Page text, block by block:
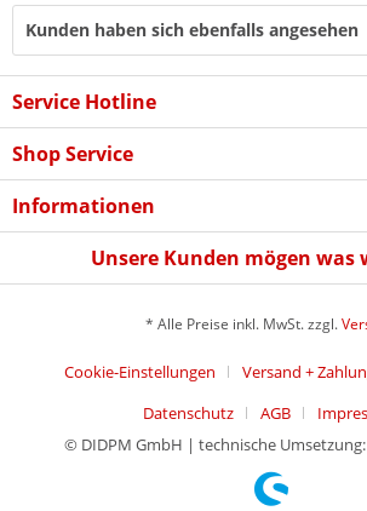
Kunden haben sich ebenfalls angesehen
Service Hotline
Shop Service
Informationen
Unsere Kunden mögen was
* Alle Preise inkl. MwSt. zzgl.
Cookie-Einstellungen Versand +
Datenschutz
AGB
© DIDPM GmbH | technische